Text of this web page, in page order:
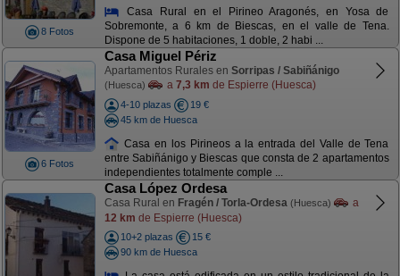
8 Fotos
Casa Rural en el Pirineo Aragonés, en Yosa de
Sobremonte, a 6 km de Biescas, en el valle de Tena.
Dispone de 5 habitaciones, 1 doble, 2 habi ...
6 Fotos
Casa Miguel Périz
Apartamentos Rurales en Sorripas / Sabiñánigo
(Huesca) a 7,3 km de Espierre (Huesca)
4-10 plazas
19 €
45 km de Huesca
Casa en los Pirineos a la entrada del Valle de Tena
entre Sabiñánigo y Biescas que consta de 2 apartamentos
independientes totalmente comple ...
Casa López Ordesa
Casa Rural en Fragén / Torla-Ordesa (Huesca)
a
12 km de Espierre (Huesca)
10+2 plazas
15 €
90 km de Huesca